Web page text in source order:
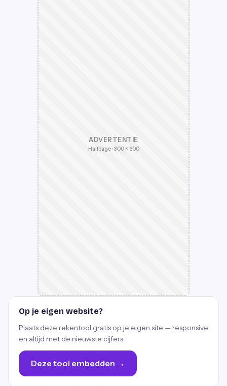
ADVERTENTIE
Halfpage · 300 × 600
Op je eigen website?
Plaats deze rekentool gratis op je eigen site — responsive
en altijd met de nieuwste cijfers.
Deze tool embedden →